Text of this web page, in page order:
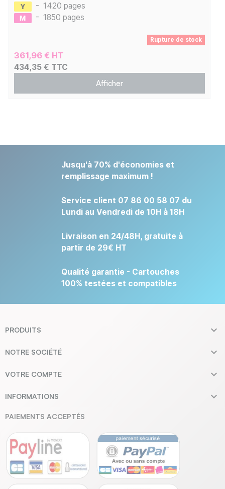
- 1420 pages
- 1850 pages
Rupture de stock
361,96 € HT
434,35 € TTC
Afficher
Jusqu'à 70% d'économies et
remplissage maximum !
Service client 07 86 00 58 07 du
Lundi au Vendredi de 10H à 18H
Livraison en 24/48H, gratuite à
partir de 29€ HT
Qualité garantie - Cartouches
100% testées et compatibles
PRODUITS 
NOTRE SOCIÉTÉ 
VOTRE COMPTE 
INFORMATIONS 
PAIEMENTS ACCEPTÉS